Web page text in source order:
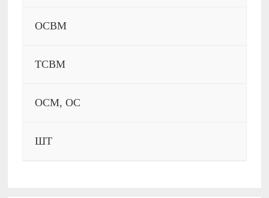
ОСВМ
ТСВМ
ОСМ, ОС
ШТ